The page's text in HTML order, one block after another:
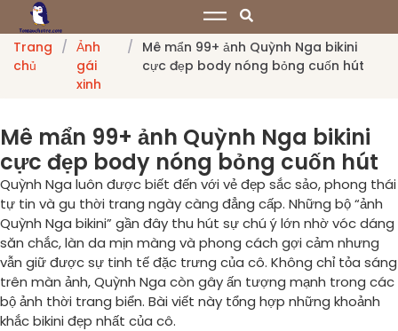
Trang
chủ
/ Ảnh
gái
xinh
/ Mê mẩn 99+ ảnh Quỳnh Nga bikini
cực đẹp body nóng bỏng cuốn hút
Mê mẩn 99+ ảnh Quỳnh Nga bikini
cực đẹp body nóng bỏng cuốn hút
Quỳnh Nga luôn được biết đến với vẻ đẹp sắc sảo, phong thái
tự tin và gu thời trang ngày càng đẳng cấp. Những bộ “ảnh
Quỳnh Nga bikini” gần đây thu hút sự chú ý lớn nhờ vóc dáng
săn chắc, làn da mịn màng và phong cách gợi cảm nhưng
vẫn giữ được sự tinh tế đặc trưng của cô. Không chỉ tỏa sáng
trên màn ảnh, Quỳnh Nga còn gây ấn tượng mạnh trong các
bộ ảnh thời trang biển. Bài viết này tổng hợp những khoảnh
khắc bikini đẹp nhất của cô.